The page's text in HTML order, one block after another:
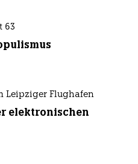
63
Leipziger Flughafen
elektronischen